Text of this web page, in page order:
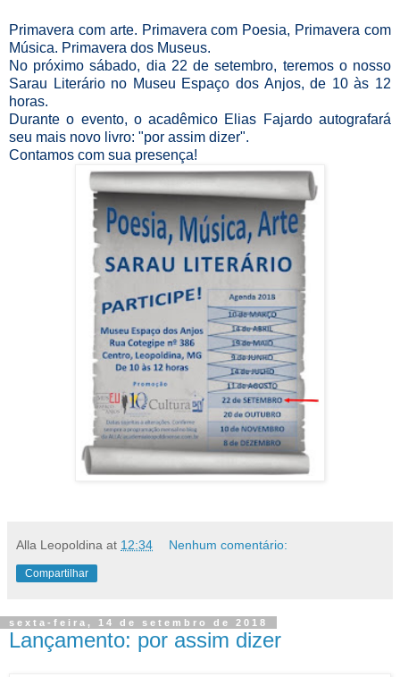
Primavera com arte. Primavera com Poesia, Primavera com
Música. Primavera dos Museus.
No próximo sábado, dia 22 de setembro, teremos o nosso
Sarau Literário no Museu Espaço dos Anjos, de 10 às 12
horas.
Durante o evento, o acadêmico Elias Fajardo autografará
seu mais novo livro: "por assim dizer".
Contamos com sua presença!
Alla Leopoldina at 12:34 Nenhum comentário:
Compartilhar
sexta-feira, 14 de setembro de 2018
Lançamento: por assim dizer